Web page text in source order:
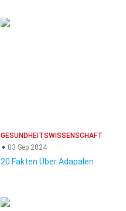
GESUNDHEITSWISSENSCHAFT
03 Sep 2024
20 Fakten Über Adapalen